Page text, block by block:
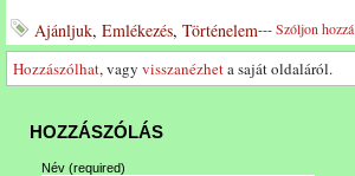
Ajánljuk, Emlékezés, Történelem---Szóljon hozzá
Hozzászólhat, vagy visszanézheta saját oldaláról.
HOZZÁSZÓLÁS
Név (required)